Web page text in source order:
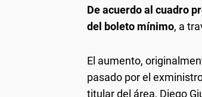
De acuerdo al cuadro
del boleto mínimo, a
El aumento,
pasado por el
titular del área, Diego